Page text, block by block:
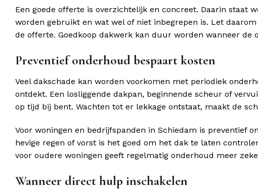
Een goede offerte is overzichtelijk en concreet. Daarin staat
worden gebruikt en wat wel of niet inbegrepen is. Let
de offerte. Goedkoop dakwerk kan duur worden wanneer de
Preventief onderhoud bespaart kosten
Veel dakschade kan worden voorkomen met periodiek
ontdekt. Een losliggende dakpan, beginnende scheur of
op tijd bij bent. Wachten tot er lekkage ontstaat, maakt de
Voor woningen en bedrijfspanden in Schiedam is preventief
hevige regen of vorst is het goed om het dak te laten
voor oudere woningen geeft regelmatig onderhoud meer
Wanneer direct hulp inschakelen